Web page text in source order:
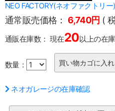
NEO FACTORY(ネオファクトリー)
通常販売価格： 6,740円 (
通販在庫数： 現在20以上の在
数量：
ネオガレージの在庫確認